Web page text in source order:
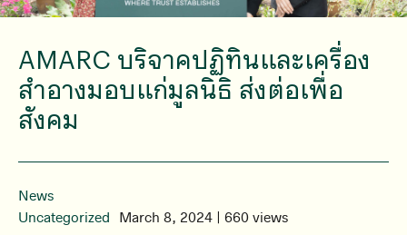
AMARC บริจาคปฏิทินและเครื่อง
สำอางมอบแก่มูลนิธิ ส่งต่อเพื่อ
สังคม
News
Uncategorized
March 8, 2024 | 660 views